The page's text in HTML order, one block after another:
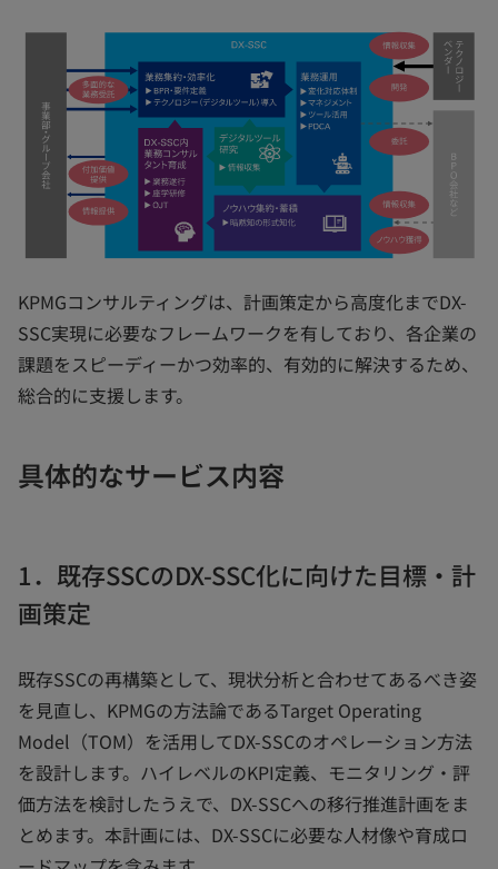
KPMGコンサルティングは、計画策定から高度化までDX-
SSC実現に必要なフレームワークを有しており、各企業の
課題をスピーディーかつ効率的、有効的に解決するため、
総合的に支援します。
具体的なサービス内容
1．既存SSCのDX-SSC化に向けた目標・計
画策定
既存SSCの再構築として、現状分析と合わせてあるべき姿
を見直し、KPMGの方法論であるTarget Operating
Model（TOM）を活用してDX-SSCのオペレーション方法
を設計します。ハイレベルのKPI定義、モニタリング・評
価方法を検討したうえで、DX-SSCへの移行推進計画をま
とめます。本計画には、DX-SSCに必要な人材像や育成ロ